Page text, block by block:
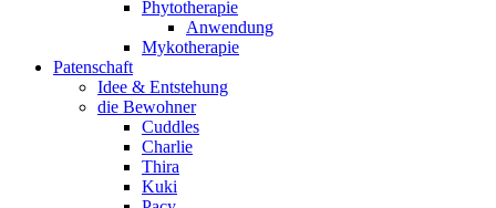
Phytotherapie
Anwendung
Mykotherapie
Patenschaft
Idee & Entstehung
die Bewohner
Cuddles
Charlie
Thira
Kuki